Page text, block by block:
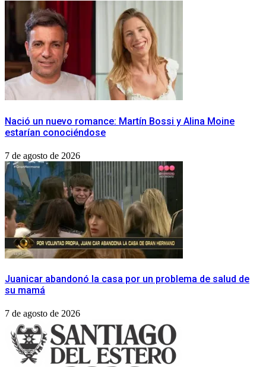
Nació un nuevo romance: Martín Bossi y Alina Moine
estarían conociéndose
7 de agosto de 2026
Juanicar abandonó la casa por un problema de salud de
su mamá
7 de agosto de 2026